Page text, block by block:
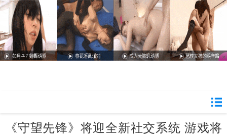
《守望先锋》将迎全新社交系统 游戏将